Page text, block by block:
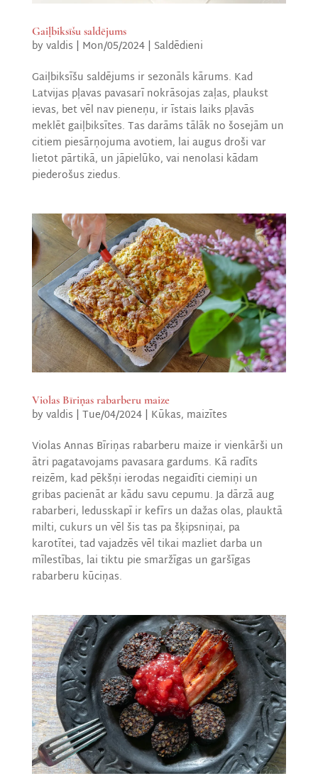
Gaiļbiksīšu saldējums
byvaldis | Mon/05/2024| Saldēdieni
Gaiļbiksīšu saldējums ir sezonāls kārums. Kad
Latvijas pļavas pavasarī nokrāsojas zaļas, plaukst
ievas, bet vēl nav pieneņu, ir īstais laiks pļavās
meklēt gaiļbiksītes. Tas darāms tālāk no šosejām un
citiem piesārņojuma avotiem, lai augus droši var
lietot pārtikā, un jāpielūko, vai nenolasi kādam
piederošus ziedus.
Violas Bīriņas rabarberu maize
byvaldis | Tue/04/2024| Kūkas, maizītes
Violas Annas Bīriņas rabarberu maize ir vienkārši un
ātri pagatavojams pavasara gardums. Kā radīts
reizēm, kad pēkšņi ierodas negaidīti ciemiņi un
gribas pacienāt ar kādu savu cepumu. Ja dārzā aug
rabarberi, ledusskapī ir kefīrs un dažas olas, plauktā
milti, cukurs un vēl šis tas pa šķipsniņai, pa
karotītei, tad vajadzēs vēl tikai mazliet darba un
mīlestības, lai tiktu pie smaržīgas un garšīgas
rabarberu kūciņas.